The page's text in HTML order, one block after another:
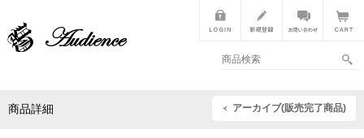
商品詳細 アーカイブ(販売完了商品)